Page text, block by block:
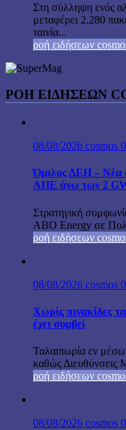
Στη σύλληψη ενός
μεταφέρει 2.280
ταινία...
ροή ειδήσεων
ΡΟΉ ΕΙΔΉΣΕΩΝ
08/08/2026 cosmos 0
Όμιλος ΔΕΗ – Νέα
ΑΠΕ άνω των 2
Στρατηγική
ABO Energy σε
ροή ειδήσεων
08/08/2026 cosmos 0
Χωρίς πινακίδες
έχει συμβεί
Ταλαιπωρία εν μέσω
καθώς Διευθύνσεις
ροή ειδήσεων
08/08/2026 cosmos 0